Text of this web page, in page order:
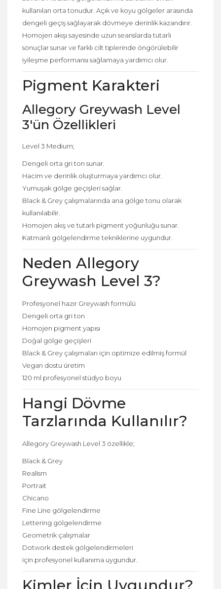
kullanılan orta tonudur. Açık ve koyu gölgeler arasında
dengeli geçiş sağlayarak dövmeye derinlik kazandırır.
Homojen akışı sayesinde uzun seanslarda tutarlı
sonuçlar sunar ve farklı cilt tiplerinde öngörülebilir
iyileşme performansı sağlamaya yardımcı olur.
Pigment Karakteri
Allegory Greywash Level
3'ün Özellikleri
Level 3 Medium;
Dengeli orta gri ton sunar.
Hacim ve derinlik oluşturmaya yardımcı olur.
Yumuşak gölge geçişleri sağlar.
Black & Grey çalışmalarında ana gölge tonu olarak
kullanılabilir.
Homojen akış ve tutarlı pigment yoğunluğu sunar.
Katmanlı gölgelendirme tekniklerine uygundur.
Neden Allegory
Greywash Level 3?
Profesyonel hazır Greywash formülü
Dengeli orta gri ton
Homojen pigment yapısı
Doğal gölge geçişleri
Black & Grey çalışmaları için optimize edilmiş formül
Vegan dostu üretim
120 ml profesyonel stüdyo boyu
Hangi Dövme
Tarzlarında Kullanılır?
Allegory Greywash Level 3 özellikle;
Black & Grey
Realism
Portrait
Chicano
Fine Line gölgelendirme
Lettering gölgelendirme
Geometrik çalışmalar
Dotwork destek gölgelendirmeleri
için profesyonel kullanıma uygundur.
Kimler İçin Uygundur?